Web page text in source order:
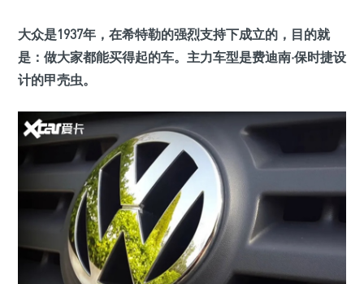
大众是1937年，在希特勒的强烈支持下成立的，目的就
是：做大家都能买得起的车。主力车型是费迪南·保时捷设
计的甲壳虫。